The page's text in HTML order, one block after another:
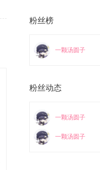
粉丝榜
一颗汤圆子
粉丝动态
一颗汤圆子
一颗汤圆子